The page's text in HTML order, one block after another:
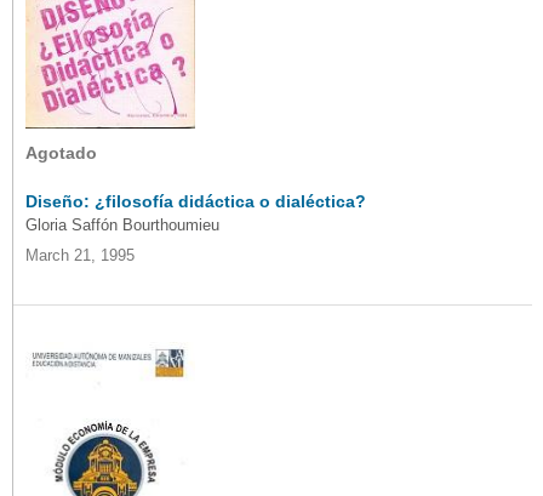
Agotado
Diseño: ¿filosofía didáctica o dialéctica?
Gloria Saffón Bourthoumieu
March 21, 1995